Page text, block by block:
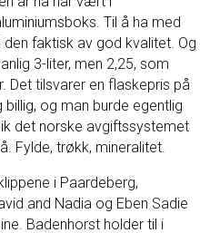
Til å ha med
faktisk av god kvalitet. Og
3-liter, men 2,25, som
Det tilsvarer en flaskepris på
og man burde egentlig
det norske avgiftssystemet
Fylde, trøkk, mineralitet.
i Paardeberg,
and Nadia og Eben Sadie
Badenhorst holder til i